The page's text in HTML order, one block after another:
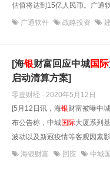
估值将达到15亿人民币。广通
广通软件 战略投资
[海银财富回应中城国际
启动清算方案]
零壹财经 · 2020年5月12日
[5月12日讯，海银财富被曝中城
布公告称，中城国际大厦系列
波动以及新冠疫情等客观因素
海银财富 回应 中城